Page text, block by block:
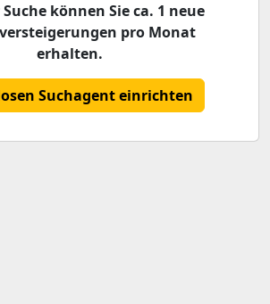
können Sie ca. 1 neue
pro Monat
erhalten.
Suchagent einrichten